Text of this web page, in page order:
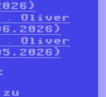
– Oliver
– Oliver